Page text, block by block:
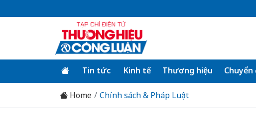
Tin tức Kinh tế Thương hiệu Chuyển
Home Chính sách & Pháp Luật